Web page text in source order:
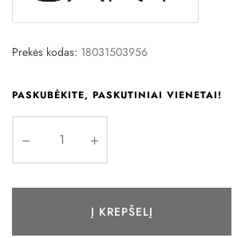
Prekės kodas: 18031503956
PASKUBĖKITE, PASKUTINIAI VIENETAI!
Į KREPŠELĮ